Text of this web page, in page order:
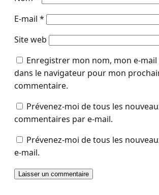
E-mail *
Site web
Enregistrer mon nom, mon e-
dans le navigateur pour mon
commentaire.
Prévenez-moi de tous les
commentaires par e-mail.
Prévenez-moi de tous les
e-mail.